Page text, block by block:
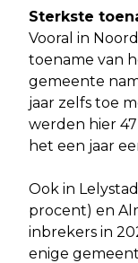
Sterkste
Vooral in
toename van
gemeente
jaar zelfs toe
werden hier
het een jaar
Ook in
procent) en
inbrekers in
enige